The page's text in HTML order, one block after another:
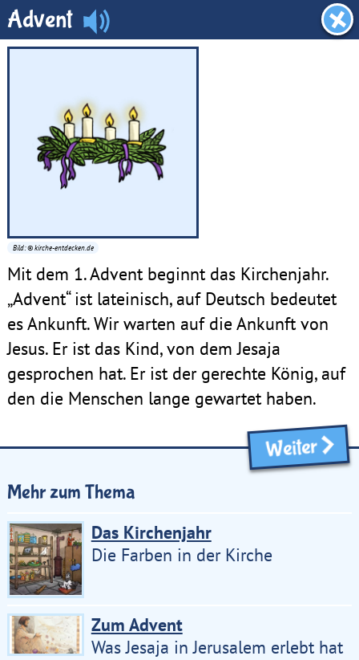
Advent
Bild: © kirche-entdecken.de
Mit dem 1. Advent beginnt das Kirchenjahr.
„Advent“ ist lateinisch, auf Deutsch bedeutet
es Ankunft. Wir warten auf die Ankunft von
Jesus. Er ist das Kind, von dem Jesaja
gesprochen hat. Er ist der gerechte König, auf
den die Menschen lange gewartet haben.
Weiter
Mehr zum Thema
Das Kirchenjahr
Die Farben in der Kirche
Zum Advent
Was Jesaja in Jerusalem erlebt hat